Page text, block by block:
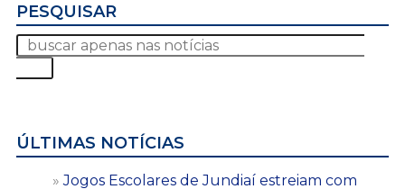
PESQUISAR
ÚLTIMAS NOTÍCIAS
Jogos Escolares de Jundiaí estreiam com